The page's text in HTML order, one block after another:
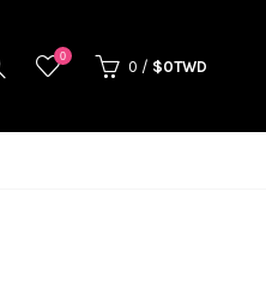
0
0 / $0TWD